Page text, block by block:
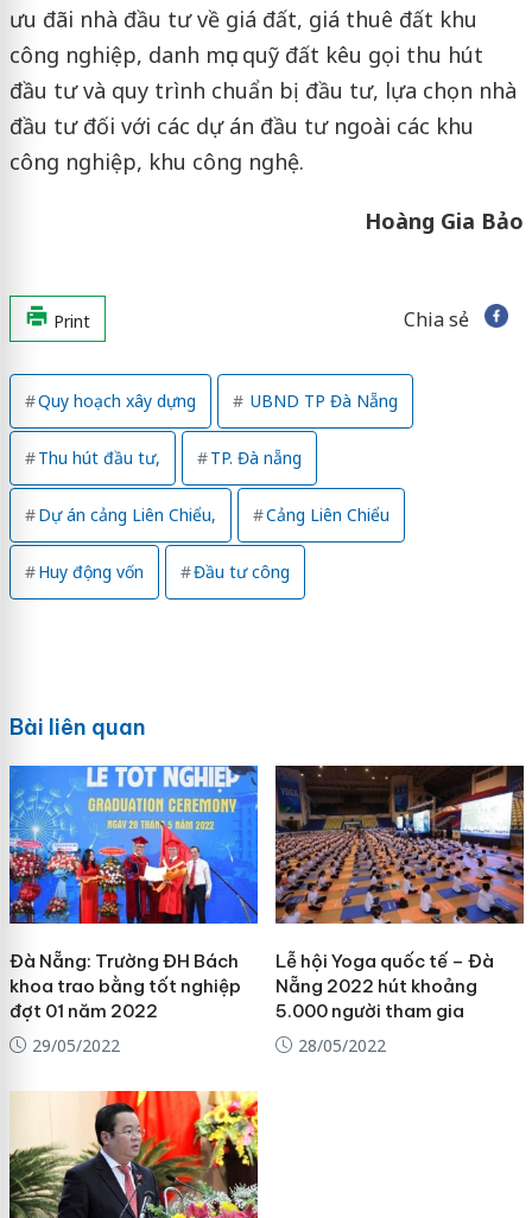
ưu đãi nhà đầu tư về giá đất, giá thuê đất khu
công nghiệp, danh mục quỹ đất kêu gọi thu hút
đầu tư và quy trình chuẩn bị đầu tư, lựa chọn nhà
đầu tư đối với các dự án đầu tư ngoài các khu
công nghiệp, khu công nghệ.
Hoàng Gia Bảo
Print Chia sẻ
Quy hoạch xây dựng UBND TP Đà Nẵng
Thu hút đầu tư, TP. Đà nẵng
Dự án cảng Liên Chiểu, Cảng Liên Chiểu
Huy động vốn Đầu tư công
Bài liên quan
Đà Nẵng: Trường ĐH Bách
khoa trao bằng tốt nghiệp
đợt 01 năm 2022
29/05/2022
Lễ hội Yoga quốc tế – Đà
Nẵng 2022 hút khoảng
5.000 người tham gia
28/05/2022